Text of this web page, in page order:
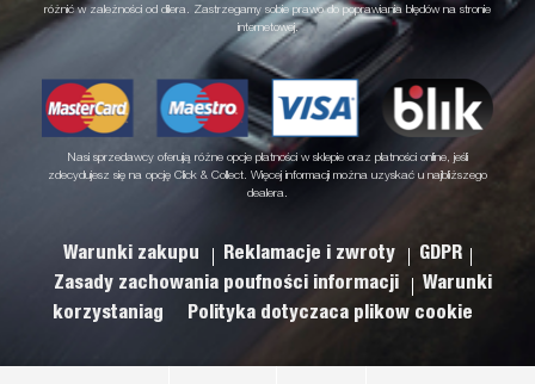
różnić w zależności od dilera. Zastrzegamy sobie prawo do poprawiania błędów na stronie
internetowej.
Nasi sprzedawcy oferują różne opcje płatności w sklepie oraz płatności online, jeśli
zdecydujesz się na opcję Click & Collect. Więcej informacji można uzyskać u najbliższego
dealera.
Warunki zakupu Reklamacje i zwroty
GDPR
Zasady zachowania poufności informacji
Warunki
korzystaniag
Polityka dotyczaca plikow cookie